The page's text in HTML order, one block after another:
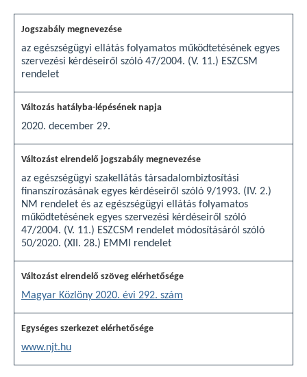
az egészségügyi ellátás folyamatos működtetésének egyes
szervezési kérdéseiről szóló 47/2004. (V. 11.) ESZCSM
rendelet
2020. december 29.
az egészségügyi szakellátás társadalombiztosítási
finanszírozásának egyes kérdéseiről szóló 9/1993. (IV. 2.)
NM rendelet és az egészségügyi ellátás folyamatos
működtetésének egyes szervezési kérdéseiről szóló
47/2004. (V. 11.) ESZCSM rendelet módosításáról szóló
50/2020. (XII. 28.) EMMI rendelet
Magyar Közlöny 2020. évi 292. szám
www.njt.hu